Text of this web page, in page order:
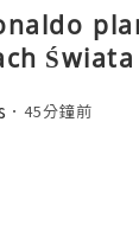
Świata
45分鐘前